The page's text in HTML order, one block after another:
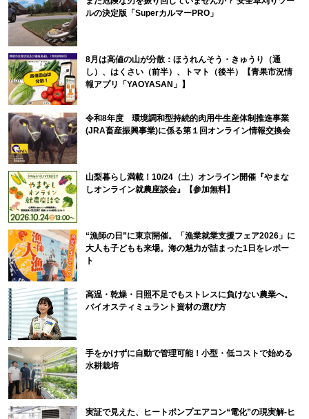
ルの決定版「SuperカルマーPRO」
8月は高値の山が分散：ほうれんそう・きゅうり（通
し）、はくさい（前半）、トマト（後半）【青果市況情
報アプリ「YAOYASAN」】
令和8年度 環境調和型持続的肉用牛生産体制推進事業
(JRA畜産振興事業)に係る第１回オンライン情報交換会
山梨暮らし満載！10/24（土）オンライン開催『やまな
しオンライン就農座談会』【参加無料】
“漁師の日”に東京開催。「漁業就業支援フェア2026」に
大人も子どもも来場。海の魅力が詰まった1日をレポー
ト
高温・乾燥・日照不足でもストレスに負けない農業へ。
バイオスティミュラント資材の選び方
手をかけずに自動で管理可能！小型・低コストで始める
水耕栽培
実証で見えた、ヒートポンプエアコン“電化”の現実解-ヒ